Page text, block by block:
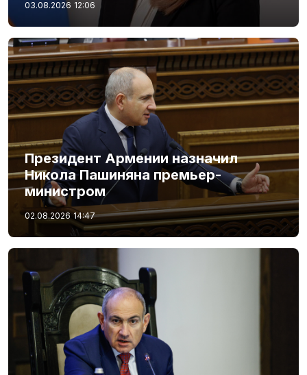
03.08.2026 12:06
Президент Армении назначил
Никола Пашиняна премьер-
министром
02.08.2026 14:47